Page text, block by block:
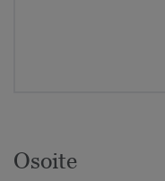
Osoite